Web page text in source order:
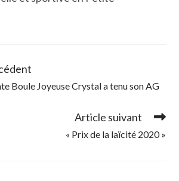
Boule Joyeuse Crystal a tenu son AG
Article suivant
« Prix de la laïcité 2020 »